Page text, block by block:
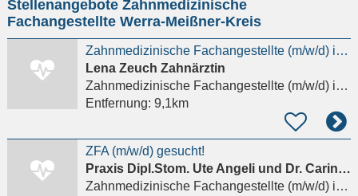
eingeben
Stellenangebote Zahnmedizinische
Fachangestellte Werra-Meißner-Kreis
Zahnmedizinische Fachangestellte (m/w/d) in Vollzeit gesucht
Lena Zeuch Zahnärztin
Zahnmedizinische Fachangestellte (m/w/d)in Eschwege
Entfernung: 9,1km
ZFA (m/w/d) gesucht!
Praxis Dipl.Stom. Ute Angeli und Dr. Carina Angeli
Zahnmedizinische Fachangestellte (m/w/d)in Sontra